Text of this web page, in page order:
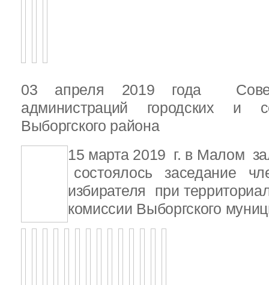
03 апреля 2019 года
администраций городских и
Выборгского района
15 марта 2019 г. в Малом
состоялось заседание
избирателя при
комиссии Выборгского